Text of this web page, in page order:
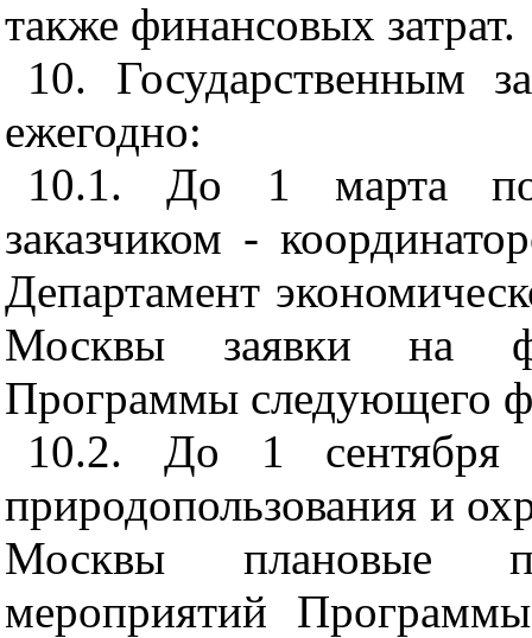
также финансовых затрат.
10. Государственным
ежегодно:
10.1. До 1 марта по
заказчиком -
Департамент
Москвы заявки на
Программы следующего
10.2. До 1 сентября
природопользования и
Москвы плановые
мероприятий